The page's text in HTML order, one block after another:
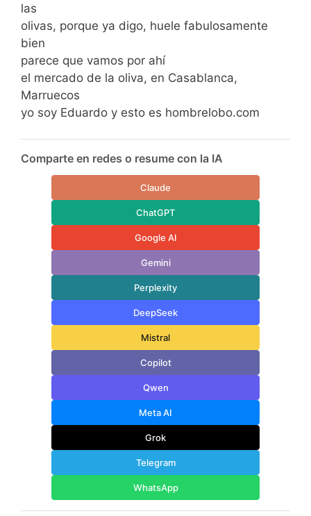
las
olivas, porque ya digo, huele fabulosamente
bien
parece que vamos por ahí
el mercado de la oliva, en Casablanca,
Marruecos
yo soy Eduardo y esto es hombrelobo.com
Comparte en redes o resume con la IA
Claude
ChatGPT
Google AI
Gemini
Perplexity
DeepSeek
Mistral
Copilot
Qwen
Meta AI
Grok
Telegram
WhatsApp